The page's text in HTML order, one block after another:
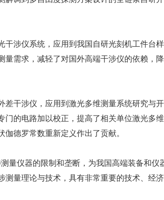
涉仪系统，应用到我国自研光刻机工件台
量需求，减轻了对国外高端干涉仪的依赖，
差干涉仪，应用到激光多维测量系统研究与
门的电路加以校正，提高了相关单位激光多
德罗常数重新定义作出了贡献。
量仪器的限制和垄断，为我国高端装备和仪
量理论与技术，具有非常重要的技术、经